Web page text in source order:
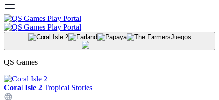
Juegos
QS Games
Coral Isle 2 Tropical Stories